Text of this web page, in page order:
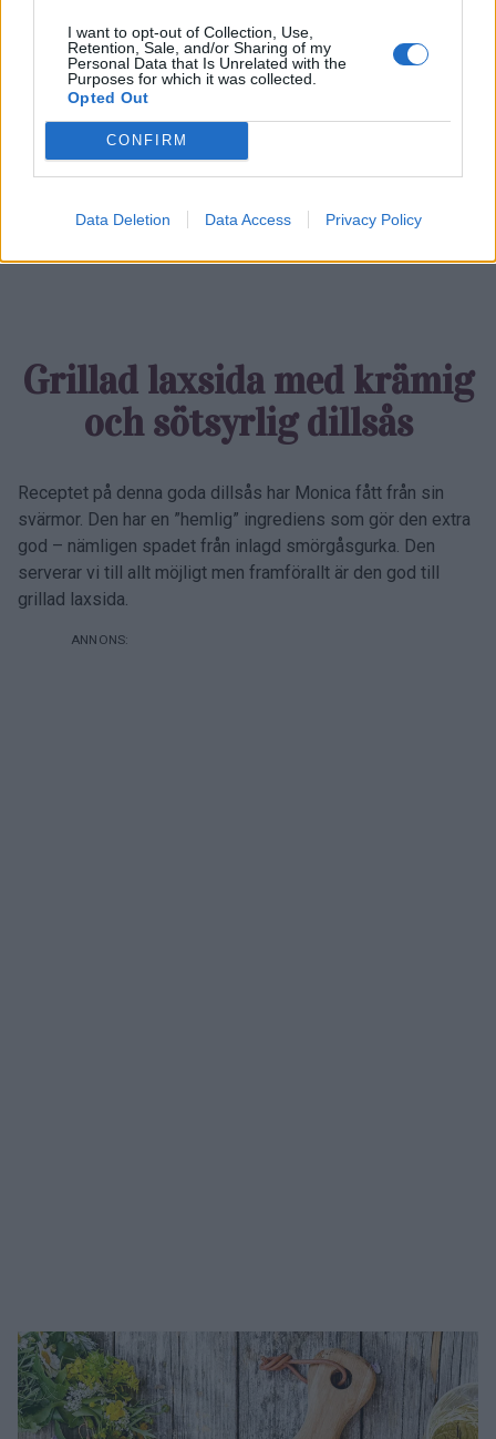
I want to opt-out of Collection, Use,
Retention, Sale, and/or Sharing of my
Personal Data that Is Unrelated with the
Purposes for which it was collected.
Opted Out
CONFIRM
Data Deletion Data Access Privacy Policy
COMMENTS
Grillad laxsida med krämig
och söt­syrlig dillsås
Receptet på denna goda dillsås har Monica fått från sin
svärmor. Den har en ”hemlig” ingrediens som gör den extra
god – nämligen spadet från inlagd smörgåsgurka. Den
serverar vi till allt möjligt men framförallt är den god till
grillad laxsida.